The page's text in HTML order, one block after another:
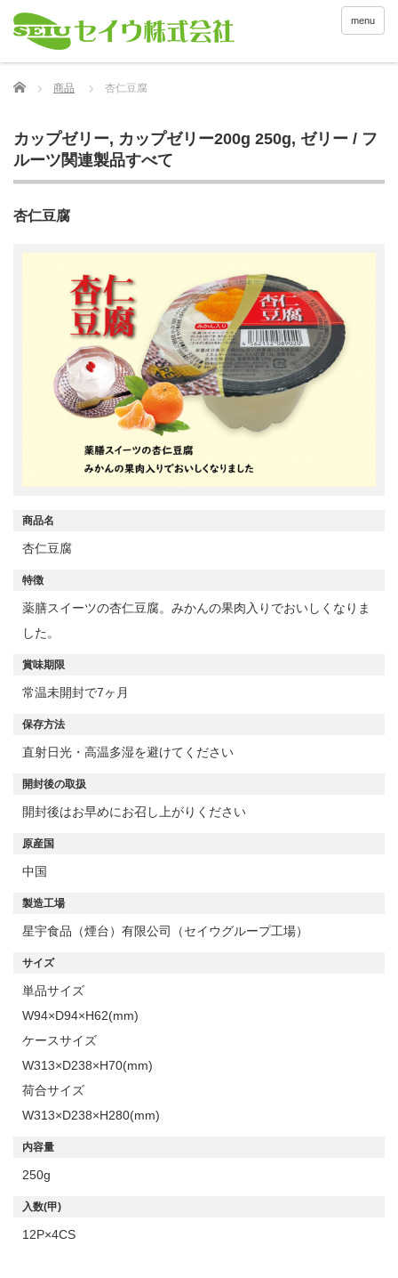
menu
Home 商品 杏仁豆腐
カップゼリー, カップゼリー200g 250g, ゼリー / フ
ルーツ関連製品すべて
杏仁豆腐
商品名
杏仁豆腐
特徴
薬膳スイーツの杏仁豆腐。みかんの果肉入りでおいしくなりま
した。
賞味期限
常温未開封で7ヶ月
保存方法
直射日光・高温多湿を避けてください
開封後の取扱
開封後はお早めにお召し上がりください
原産国
中国
製造工場
星宇食品（煙台）有限公司（セイウグループ工場）
サイズ
単品サイズ
W94×D94×H62(mm)
ケースサイズ
W313×D238×H70(mm)
荷合サイズ
W313×D238×H280(mm)
内容量
250g
入数(甲)
12P×4CS